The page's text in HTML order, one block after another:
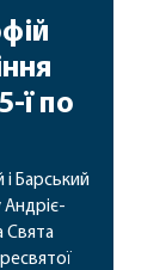
ї по
Барський
Андріє-
Свята